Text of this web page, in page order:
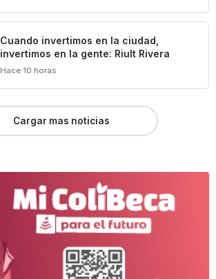
Cuando invertimos en la ciudad,
invertimos en la gente: Riult Rivera
Hace 10 horas
Cargar mas noticias